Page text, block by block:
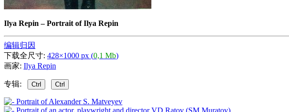
Ilya Repin –Portrait of Ilya Repin
编辑归因
下载全尺寸: 428×1000 px (0,1 Mb)
画家: Ilya Repin
专辑: Ctrl Ctrl